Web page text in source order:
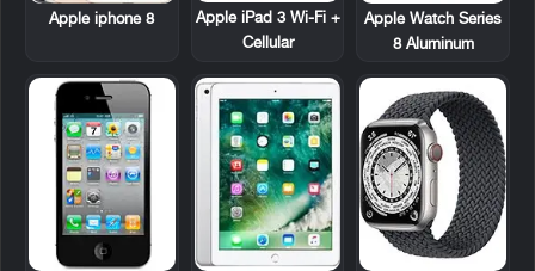
Apple Watch Series
8 Aluminum
Apple iPad 3 Wi-Fi +
Cellular
Apple iphone 8